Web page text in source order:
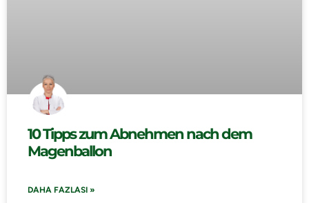
10 Tipps zum Abnehmen nach dem
Magenballon
DAHA FAZLASI »